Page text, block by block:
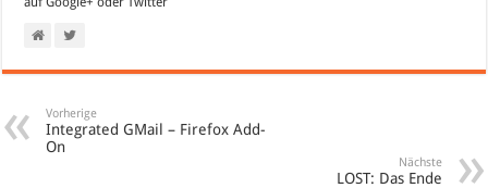
Vorherige
Integrated GMail – Firefox Add-
On
Nächste
LOST: Das Ende